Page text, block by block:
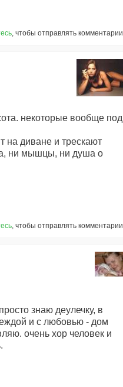
, чтобы отправлять комментарии
некоторые вообще под
на диване и трескают
ни мышцы, ни душа о
, чтобы отправлять комментарии
знаю деулечку, в
и с любовью - дом
очень хор человек и